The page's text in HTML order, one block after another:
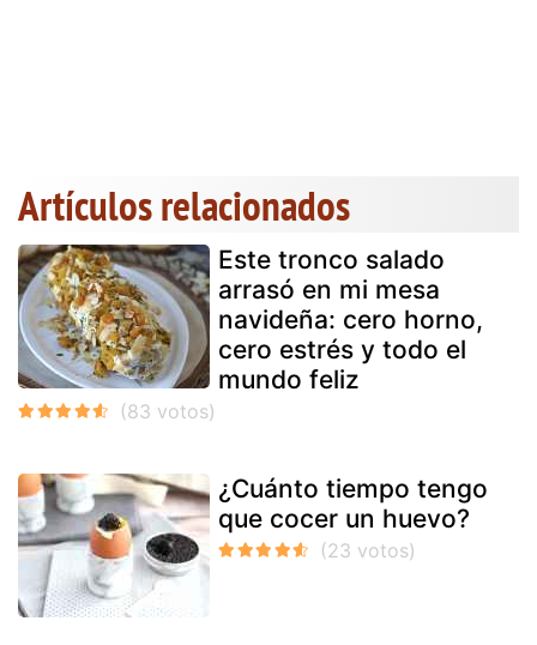
Artículos relacionados
Este tronco salado
arrasó en mi mesa
navideña: cero horno,
cero estrés y todo el
mundo feliz
¿Cuánto tiempo tengo
que cocer un huevo?